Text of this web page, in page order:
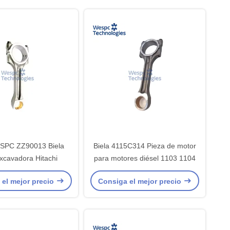
ZZ90013 Biela
Hitachi
mejor precio
Biela 4115C314 Pieza de motor
para motores diésel 1103 1104
Consiga el mejor precio